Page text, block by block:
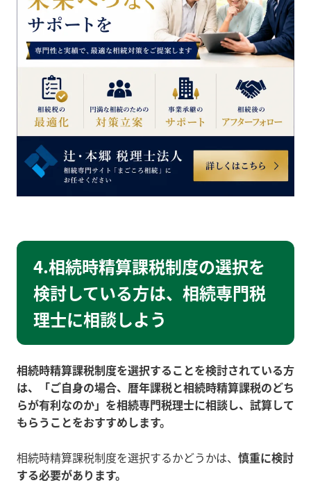
4.相続時精算課税制度の選択を
検討している方は、相続専門税
理士に相談しよう
相続時精算課税制度を選択することを検討されている方
は、「ご自身の場合、暦年課税と相続時精算課税のどち
らが有利なのか」を相続専門税理士に相談し、試算して
もらうことをおすすめします。
相続時精算課税制度を選択するかどうかは、 慎重に検討
する必要があります。